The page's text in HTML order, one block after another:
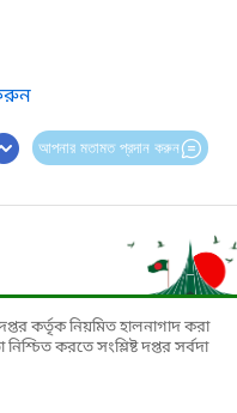
আপনার মতামত প্রদান করুন
কর্তৃক নিয়মিত হালনাগাদ করা
করতে সংশ্লিষ্ট দপ্তর সর্বদা